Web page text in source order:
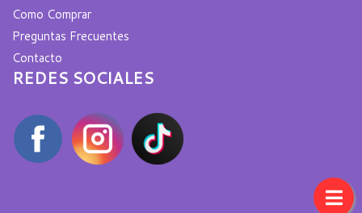
Como Comprar
Preguntas Frecuentes
Contacto
REDES SOCIALES